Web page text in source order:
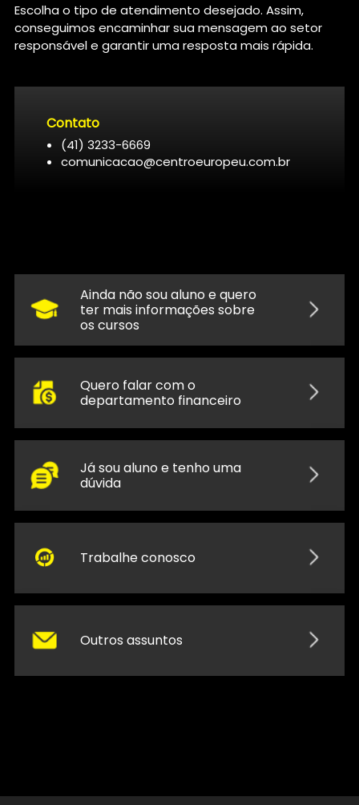
Escolha o tipo de atendimento desejado. Assim,
conseguimos encaminhar sua mensagem ao setor
responsável e garantir uma resposta mais rápida.
Contato
(41) 3233-6669
comunicacao@centroeuropeu.com.br
Ainda não sou aluno e quero
ter mais informações sobre
os cursos
Quero falar com o
departamento financeiro
Já sou aluno e tenho uma
dúvida
Trabalhe conosco
Outros assuntos